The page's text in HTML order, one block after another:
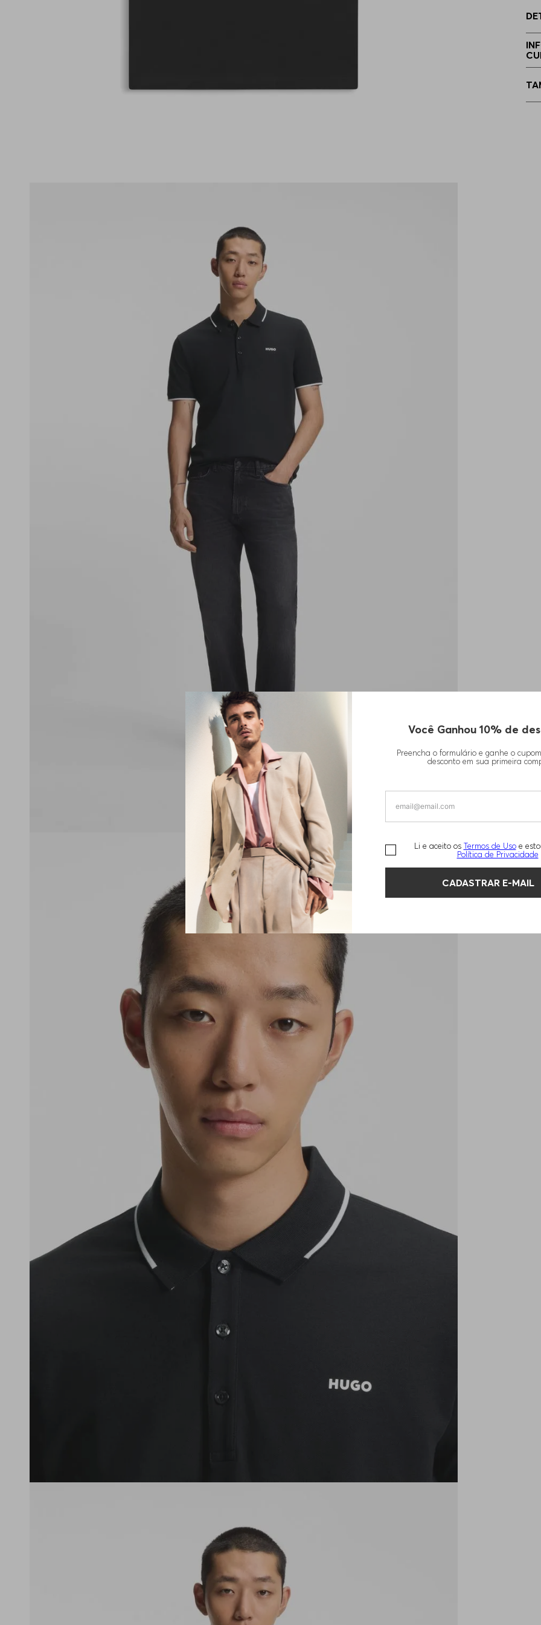
Você Ganhou 10% de
Preencha o formulário e ganhe o
desconto em sua primeira
Li e aceito os Termos de Uso e
Política de Privacidade
CADASTRAR E-MAIL